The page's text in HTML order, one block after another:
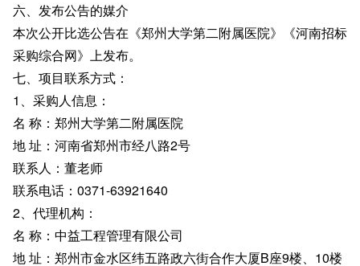
六、发布公告的媒介
本次公开比选公告在《郑州大学第二附属医院》《河南招标
采购综合网》上发布。
七、项目联系方式：
1、采购人信息：
名 称：郑州大学第二附属医院
地 址：河南省郑州市经八路2号
联系人：董老师
联系电话：0371-63921640
2、代理机构：
名 称：中益工程管理有限公司
地 址：郑州市金水区纬五路政六街合作大厦B座9楼、10楼